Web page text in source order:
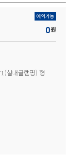
예약가능
0원
실내글램핑) 형